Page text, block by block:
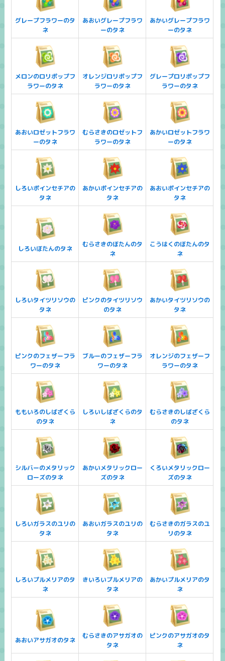
グレープフラワーのタ
ネ
あおいグレープフラワ
ーのタネ
あかいグレープフラワ
ーのタネ
メロンのロリポップフ
ラワーのタネ
オレンジロリポップフ
ラワーのタネ
グレープロリポップフ
ラワーのタネ
あおいロゼットフラワ
ーのタネ
むらさきのロゼットフ
ラワーのタネ
あかいロゼットフラワ
ーのタネ
しろいポインセチアの
タネ
あかいポインセチアの
タネ
あおいポインセチアの
タネ
しろいぼたんのタネ
むらさきのぼたんのタ
ネ
こうはくのぼたんのタ
ネ
しろいタイツリソウの
タネ
ピンクのタイツリソウ
のタネ
あかいタイツリソウの
タネ
ピンクのフェザーフラ
ワーのタネ
ブルーのフェザーフラ
ワーのタネ
オレンジのフェザーフ
ラワーのタネ
ももいろのしばざくら
のタネ
しろいしばざくらのタ
ネ
むらさきのしばざくら
のタネ
シルバーのメタリック
ローズのタネ
あかいメタリックロー
ズのタネ
くろいメタリックロー
ズのタネ
しろいガラスのユリの
タネ
あおいガラスのユリの
タネ
むらさきのガラスのユ
リのタネ
しろいプルメリアのタ
ネ
きいろいプルメリアの
タネ
あかいプルメリアのタ
ネ
あおいアサガオのタネ
むらさきのアサガオの
タネ
ピンクのアサガオのタ
ネ